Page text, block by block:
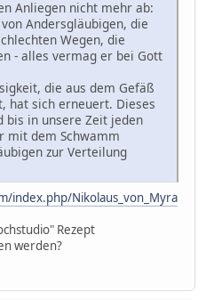
Anliegen nicht mehr ab:
Andersgläubigen, die
Wegen, die
- alles vermag er bei Gott
die aus dem Gefäß
hat sich erneuert. Dieses
bis in unsere Zeit jeden
mit dem Schwamm
zur Verteilung
index.php/Nikolaus_von_Myra
Rezept
werden?